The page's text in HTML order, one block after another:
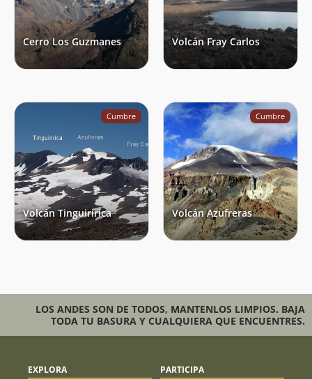
Cerro Los Guzmanes Volcán Fray Carlos
Cumbre
Volcán Tinguiririca
Cumbre
Volcán Azufreras
LOS ANDES SON DE TODOS, MANTENLOS LIMPIOS. BAJA
TODA TU BASURA Y CUALQUIERA QUE ENCUENTRES.
EXPLORA PARTICIPA